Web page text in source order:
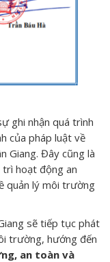
ghi nhận quá trình
của pháp luật về
Giang. Đây cũng là
hoạt động an
quản lý môi trường
sẽ tiếp tục phát
trường, hướng đến
an toàn và